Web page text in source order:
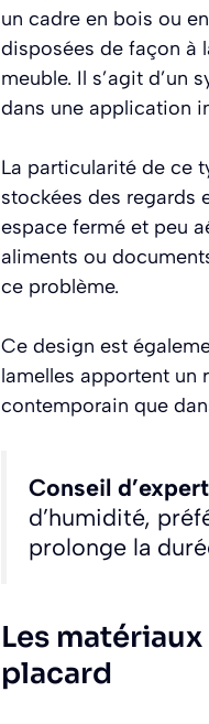
un cadre en bois ou
disposées de façon à
meuble. Il s’agit d’un
dans une application
La particularité de ce
stockées des regards
espace fermé et peu
aliments ou
ce problème.
Ce design est
lamelles apportent un
contemporain que
Conseil
d’humidité,
prolonge la
Les
placard